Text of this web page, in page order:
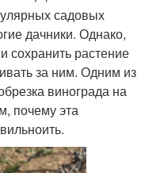
садовых
дачники. Однако,
сохранить растение
за ним. Одним из
винограда на
почему эта